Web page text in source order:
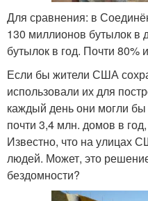
Для сравнения: в
130 миллионов бутылок в
бутылок в год. Почти 80%
Если бы жители США
использовали их для
каждый день они могли
почти 3,4 млн. домов в
Известно, что на улицах
людей. Может, это
бездомности?